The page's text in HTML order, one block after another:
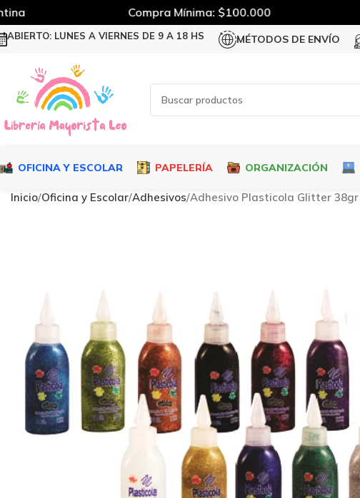
ABIERTO: LUNES A VIERNES DE 9 A 18 HS MÉTODOS DE ENVÍO
OFICINA Y ESCOLAR PAPELERÍA ORGANIZACIÓN
Inicio Oficina y Escolar Adhesivos Adhesivo Plasticola Glitter 38gr
Compra Mínima: $100.000